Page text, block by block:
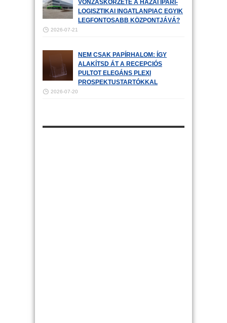
VONZÁSKÖRZETE A HAZAI IPARI-
LOGISZTIKAI INGATLANPIAC EGYIK
LEGFONTOSABB KÖZPONTJÁVÁ?
2026-07-21
NEM CSAK PAPÍRHALOM: ÍGY
ALAKÍTSD ÁT A RECEPCIÓS
PULTOT ELEGÁNS PLEXI
PROSPEKTUSTARTÓKKAL
2026-07-20